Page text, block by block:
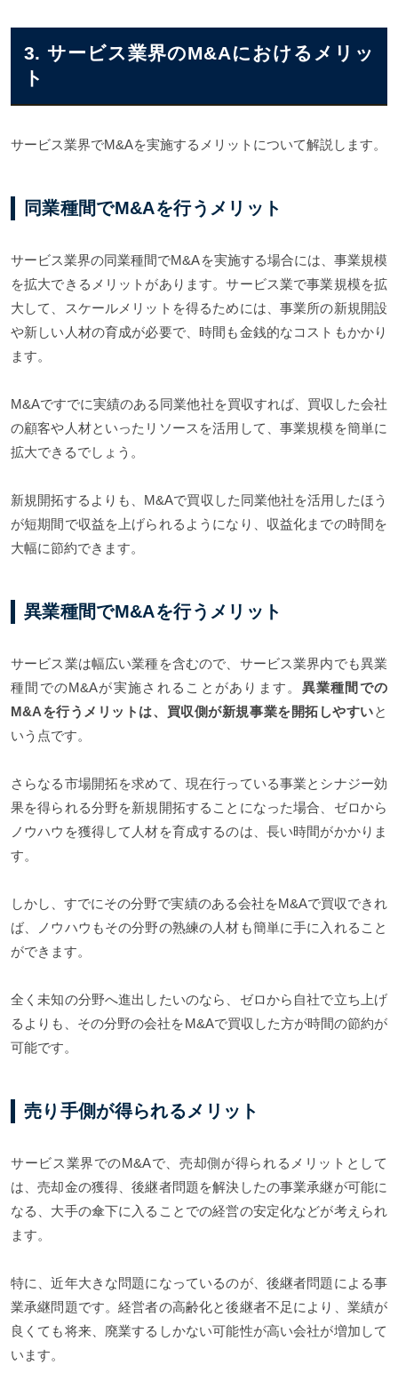
3. サービス業界のM&Aにおけるメリッ
ト
サービス業界でM&Aを実施するメリットについて解説します。
同業種間でM&Aを行うメリット
サービス業界の同業種間でM&Aを実施する場合には、事業規模
を拡大できるメリットがあります。サービス業で事業規模を拡
大して、スケールメリットを得るためには、事業所の新規開設
や新しい人材の育成が必要で、時間も金銭的なコストもかかり
ます。
M&Aですでに実績のある同業他社を買収すれば、買収した会社
の顧客や人材といったリソースを活用して、事業規模を簡単に
拡大できるでしょう。
新規開拓するよりも、M&Aで買収した同業他社を活用したほう
が短期間で収益を上げられるようになり、収益化までの時間を
大幅に節約できます。
異業種間でM&Aを行うメリット
サービス業は幅広い業種を含むので、サービス業界内でも異業
種間でのM&Aが実施されることがあります。 異業種間での
M&Aを行うメリットは、買収側が新規事業を開拓しやすいと
いう点です。
さらなる市場開拓を求めて、現在行っている事業とシナジー効
果を得られる分野を新規開拓することになった場合、ゼロから
ノウハウを獲得して人材を育成するのは、長い時間がかかりま
す。
しかし、すでにその分野で実績のある会社をM&Aで買収できれ
ば、ノウハウもその分野の熟練の人材も簡単に手に入れること
ができます。
全く未知の分野へ進出したいのなら、ゼロから自社で立ち上げ
るよりも、その分野の会社をM&Aで買収した方が時間の節約が
可能です。
売り手側が得られるメリット
サービス業界でのM&Aで、売却側が得られるメリットとして
は、売却金の獲得、後継者問題を解決したの事業承継が可能に
なる、大手の傘下に入ることでの経営の安定化などが考えられ
ます。
特に、近年大きな問題になっているのが、後継者問題による事
業承継問題です。経営者の高齢化と後継者不足により、業績が
良くても将来、廃業するしかない可能性が高い会社が増加して
います。